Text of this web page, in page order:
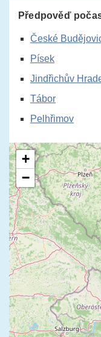
Předpověď
České
Písek
Jindřichův
Tábor
Pelhřimov
+
−